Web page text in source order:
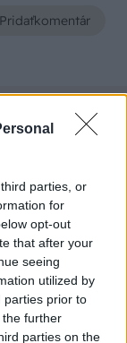
parties, or
for
opt-out
that after your
seeing
utilized by
parties prior to
further
parties on the
Pridaťkomentár